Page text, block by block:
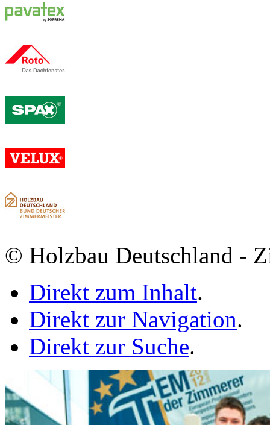
© Holzbau Deutschland -
Direkt zum Inhalt.
Direkt zur Navigation.
Direkt zur Suche.